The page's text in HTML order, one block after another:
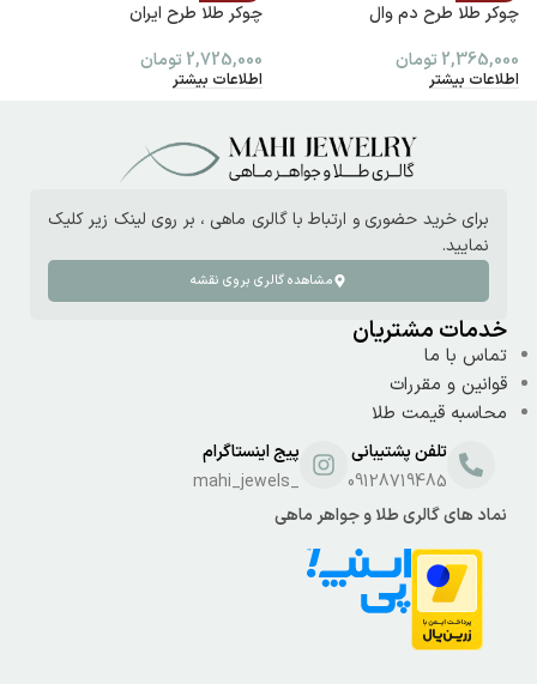
چوکر طلا طرح دم وال
2,365,000 تومان
اطلاعات بیشتر
چوکر طلا طرح ایران
2,725,000 تومان
اطلاعات بیشتر
برای خرید حضوری و ارتباط با گالری ماهی ، بر روی لینک زیر کلیک
نمایید.
مشاهده گالری بروی نقشه
خدمات مشتریان
تماس با ما
قوانین و مقررات
محاسبه قیمت طلا
تلفن پشتیبانی
09128719485
پیج اینستاگرام
_mahi_jewels
نماد های گالری طلا و جواهر ماهی